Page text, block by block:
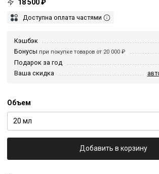
18 500 ₽
Доступна оплата частями
Кэшбэк
Бонусы при покупке товаров от 20 000 ₽
Подарок за год
Ваша скидка
Объем
20 мл
Добавить в корзину